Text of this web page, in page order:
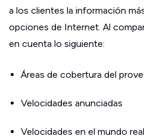
a los clientes la información
opciones de Internet. Al
en cuenta lo siguiente:
Áreas de cobertura del
Velocidades anunciadas
Velocidades en el mundo